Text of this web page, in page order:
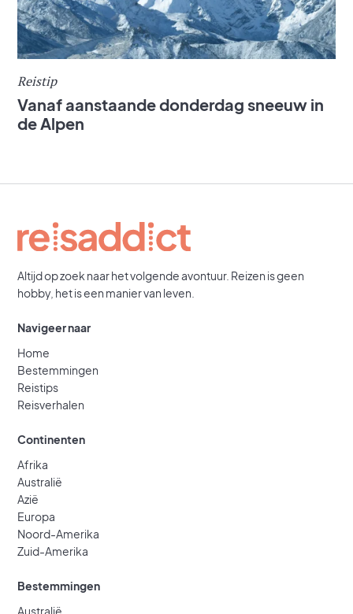
Reistip
Vanaf aanstaande donderdag sneeuw in
de Alpen
Altijd op zoek naar het volgende avontuur. Reizen is geen
hobby, het is een manier van leven.
Navigeer naar
Home
Bestemmingen
Reistips
Reisverhalen
Continenten
Afrika
Australië
Azië
Europa
Noord-Amerika
Zuid-Amerika
Bestemmingen